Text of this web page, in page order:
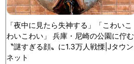
「夜中に見たら失神する」「こわいこ
わいこわい」 兵庫・尼崎の公園に佇む
〝謎すぎる顔〟に1.3万人戦慄|Jタウン
ネット